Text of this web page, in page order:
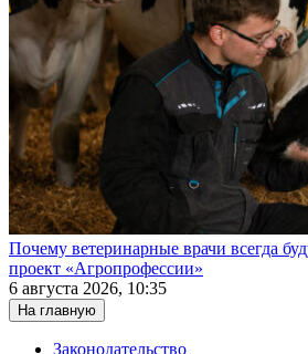
Почему ветеринарные врачи всегда
проект «Агропрофессии»
6 августа 2026, 10:35
На главную
Законодательство